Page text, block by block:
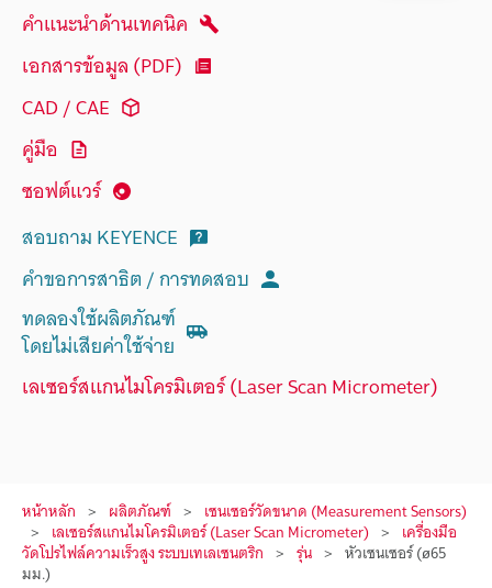
คำแนะนำด้านเทคนิค
เอกสารข้อมูล (PDF)
CAD / CAE
คู่มือ
ซอฟต์แวร์
สอบถาม KEYENCE
คำขอการสาธิต / การทดสอบ
ทดลองใช้ผลิตภัณฑ์
โดยไม่เสียค่าใช้จ่าย
เลเซอร์สแกนไมโครมิเตอร์ (Laser Scan Micrometer)
หน้าหลัก ผลิตภัณฑ์ เซนเซอร์วัดขนาด (Measurement Sensors)
เลเซอร์สแกนไมโครมิเตอร์ (Laser Scan Micrometer) เครื่องมือ
วัดโปรไฟล์ความเร็วสูง ระบบเทเลเซนตริก รุ่น หัวเซนเซอร์ (ø65
มม.)